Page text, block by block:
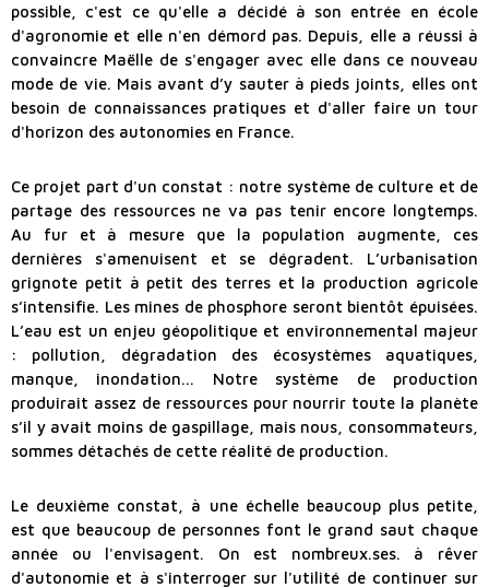
possible, c'est ce qu'elle a décidé à son entrée en école
d'agronomie et elle n'en démord pas. Depuis, elle a réussi à
convaincre Maëlle de s'engager avec elle dans ce nouveau
mode de vie. Mais avant d’y sauter à pieds joints, elles ont
besoin de connaissances pratiques et d'aller faire un tour
d'horizon des autonomies en France.
Ce projet part d'un constat : notre système de culture et de
partage des ressources ne va pas tenir encore longtemps.
Au fur et à mesure que la population augmente, ces
dernières s'amenuisent et se dégradent. L’urbanisation
grignote petit à petit des terres et la production agricole
s’intensifie. Les mines de phosphore seront bientôt épuisées.
L’eau est un enjeu géopolitique et environnemental majeur
: pollution, dégradation des écosystèmes aquatiques,
manque, inondation... Notre système de production
produirait assez de ressources pour nourrir toute la planète
s’il y avait moins de gaspillage, mais nous, consommateurs,
sommes détachés de cette réalité de production.
Le deuxième constat, à une échelle beaucoup plus petite,
est que beaucoup de personnes font le grand saut chaque
année ou l'envisagent. On est nombreux.ses. à rêver
d'autonomie et à s'interroger sur l'utilité de continuer sur